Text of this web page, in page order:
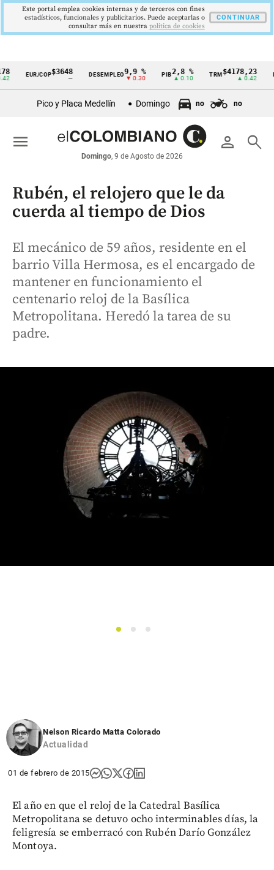
Cintillo
económicos
Colombia
EUR/COP$3648
—
DESEMPLEO9,9 %
▼ 0.30
PIB 2,8 %
▲ 0.10
TRM $4178,23
▲ 0.42
IPC
Pico y Placa Medellín Domingo no no
person search
Domingo, 9 de Agosto de 2026
menu
Rubén, el relojero que le da
cuerda al tiempo de Dios
El mecánico de 59 años, residente en el
barrio Villa Hermosa, es el encargado de
mantener en funcionamiento el
centenario reloj de la Basílica
Metropolitana. Heredó la tarea de su
padre.
1 2 3
Nelson Ricardo Matta Colorado
Actualidad
01 de febrero de 2015
El año en que el reloj de la Catedral Basílica
Metropolitana se detuvo ocho interminables días, la
feligresía se emberracó con Rubén Darío González
Montoya.
Este portal emplea cookies internas y de terceros con fines
estadísticos, funcionales y publicitarios. Puede aceptarlas o
consultar más en nuestra politica de cookies
CONTINUAR